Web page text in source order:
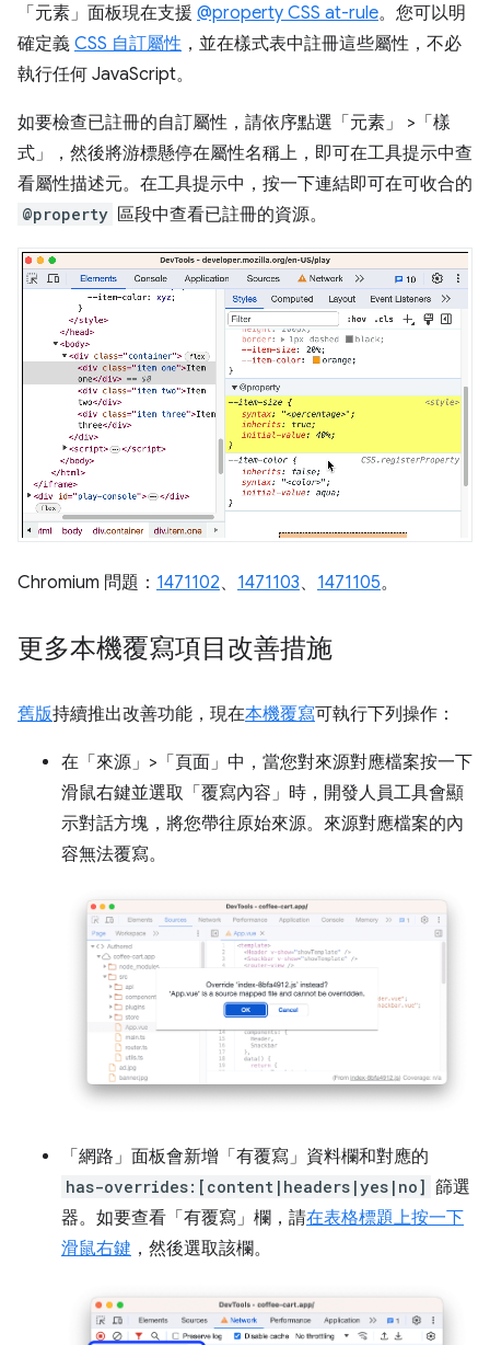
「元素」 面板現在支援 @property CSS at-rule。您可以明
確定義 CSS 自訂屬性 ，並在樣式表中註冊這些屬性，不必
執行任何 JavaScript。
如要檢查已註冊的自訂屬性，請依序點選「元素」
>「樣
式」
，然後將游標懸停在屬性名稱上，即可在工具提示中查
看屬性描述元。在工具提示中，按一下連結即可在可收合的
@property 區段中查看已註冊的資源。
Chromium 問題： 1471102、 1471103、 1471105。
更多本機覆寫項目改善措施
舊版持續推出改善功能，現在本機覆寫可執行下列操作：
在「來源」>「頁面」中，當您對來源對應檔案按一下
滑鼠右鍵並選取「覆寫內容」時，開發人員工具會顯
示對話方塊，將您帶往原始來源。 來源對應檔案的內
容無法覆寫。
「網路」 面板會新增「有覆寫」 資料欄和對應的
has-overrides:[content|headers|yes|no] 篩選
器。如要查看「有覆寫」 欄，請在表格標題上按一下
滑鼠右鍵 ，然後選取該欄。